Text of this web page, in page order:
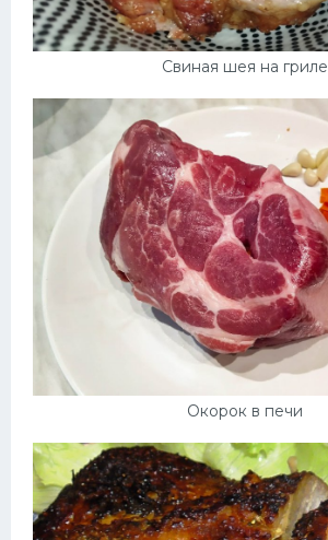
Свиная шея на гриле
Окорок в печи